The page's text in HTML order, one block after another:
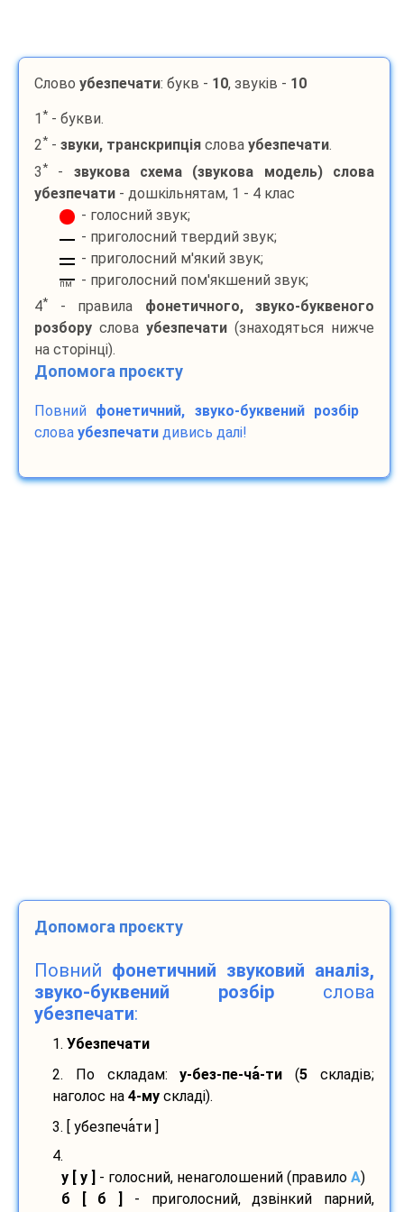
Слово убезпечати: букв - 10, звуків - 10
1 * - букви.
2* - звуки, транскрипція слова убезпечати.
3* - звукова схема (звукова модель) слова
убезпечати - дошкільнятам, 1 - 4 клас
- голосний звук;
- приголосний твердий звук;
- приголосний м'який звук;
пм
- приголосний пом'якшений звук;
4* - правила фонетичного, звуко-буквеного
розбору слова убезпечати (знаходяться нижче
на сторінці).
Допомога проєкту
Повний фонетичний, звуко-буквений розбір
слова убезпечати дивись далі!
Допомога проєкту
Повний фонетичний звуковий аналіз,
звуко-буквений розбір слова
убезпечати:
1. Убезпечати
2. По складам:у-без-пе-ча-ти (5 складів;
наголос на 4-му складі).
3. [ убезпечати ]
4.
у [ у ]
- голосний, ненаголошений (правило A)
б [ б ]
- приголосний, дзвінкий парний,